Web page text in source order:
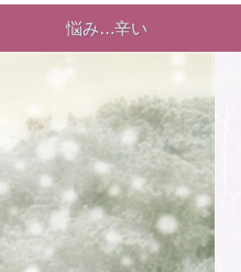
悩み…辛い